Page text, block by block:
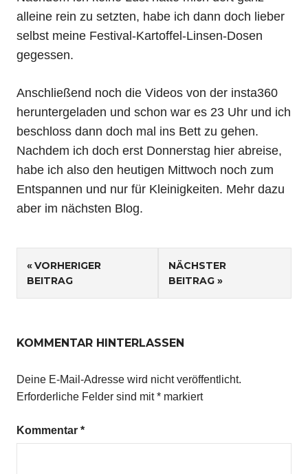
alleine rein zu setzten, habe ich dann doch lieber
selbst meine Festival-Kartoffel-Linsen-Dosen
gegessen.
Anschließend noch die Videos von der insta360
heruntergeladen und schon war es 23 Uhr und ich
beschloss dann doch mal ins Bett zu gehen.
Nachdem ich doch erst Donnerstag hier abreise,
habe ich also den heutigen Mittwoch noch zum
Entspannen und nur für Kleinigkeiten. Mehr dazu
aber im nächsten Blog.
Beitragsnavigation
VORHERIGER
BEITRAG
NÄCHSTER
BEITRAG
KOMMENTAR HINTERLASSEN
Deine E-Mail-Adresse wird nicht veröffentlicht.
Erforderliche Felder sind mit* markiert
Kommentar *